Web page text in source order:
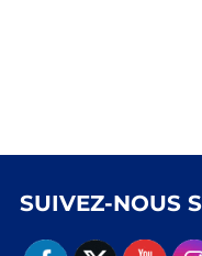
SUIVEZ-NOUS